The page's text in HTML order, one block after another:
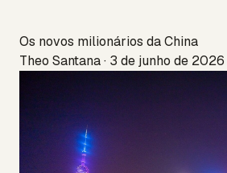
Os novos milionários da China
Theo Santana · 3 de junho de 2026